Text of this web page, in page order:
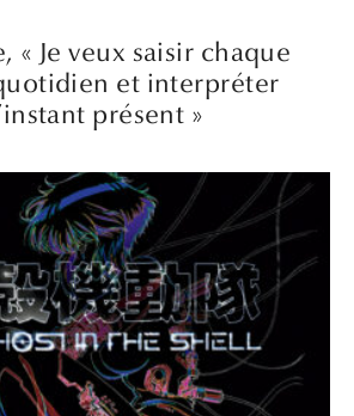
« Je veux saisir chaque
et interpréter
présent »